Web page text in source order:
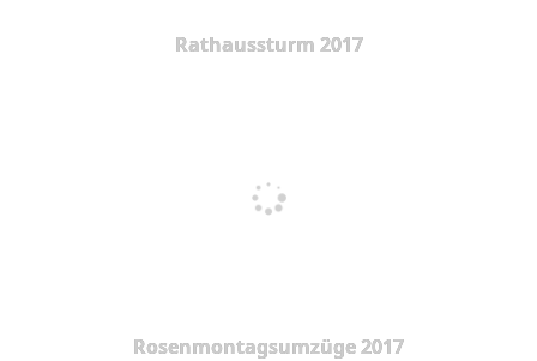
Rathaussturm 2017
Rosenmontagsumzüge 2017